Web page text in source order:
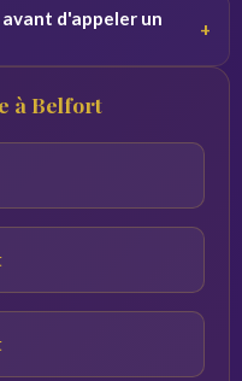
des minutes
d'appeler un
+
plus les réponses
à Belfort